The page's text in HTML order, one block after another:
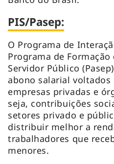
PIS/Pasep:
O Programa de
Programa de
Servidor Público
abono salarial
empresas privadas e
seja, contribuições
setores privado e
distribuir melhor a
trabalhadores que
menores.